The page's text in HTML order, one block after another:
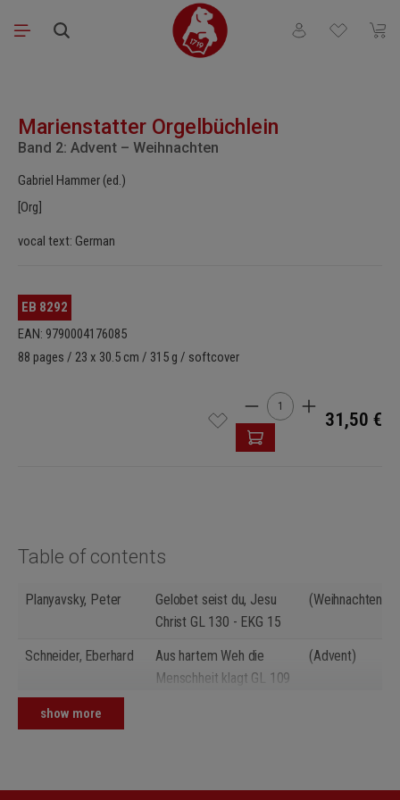
Skip to main content
You have 0
Marienstatter Orgelbüchlein
Band 2: Advent – Weihnachten
Gabriel Hammer (ed.)
[Org]
vocal text: German
EB 8292
EAN: 9790004176085
88 pages / 23 x 30.5 cm / 315 g / softcover
Product Quantity:
31,50 €
Table of contents
Planyavsky, Peter
Gelobet seist du, Jesu
Christ GL 130 - EKG 15
(Weihnachten/
Schneider, Eberhard
Aus hartem Weh die
Menschheit klagt GL 109
(Advent)
Schroeder, Hermann
Wolfgang
Herre Christ GL 131
show more